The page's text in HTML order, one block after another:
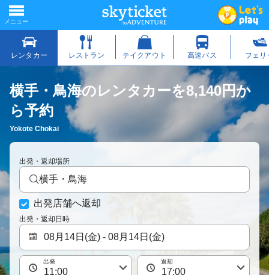
横手・鳥海のレンタカーを8,140円か
ら予約
Yokote Chokai
出発・返却場所
横手・鳥海
出発店舗へ返却
出発・返却日時
出発 返却